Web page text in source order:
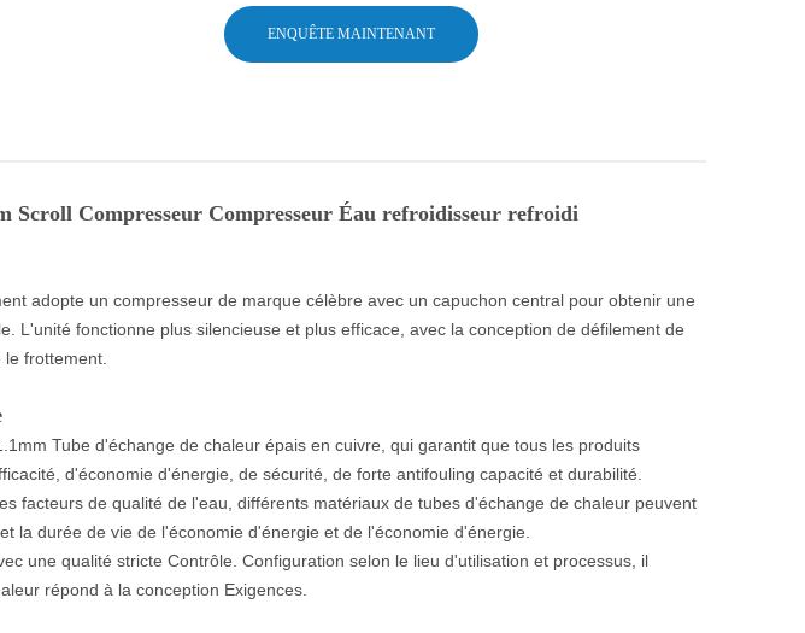
ENQUÊTE MAINTENANT
Scroll Compresseur Compresseur Éau refroidisseur refroidi
adopte un compresseur de marque célèbre avec un capuchon central pour obtenir une
L'unité fonctionne plus silencieuse et plus efficace, avec la conception de défilement de
frottement.
Tube d'échange de chaleur épais en cuivre, qui garantit que tous les produits
d'économie d'énergie, de sécurité, de forte antifouling capacité et durabilité.
facteurs de qualité de l'eau, différents matériaux de tubes d'échange de chaleur peuvent
la durée de vie de l'économie d'énergie et de l'économie d'énergie.
une qualité stricte Contrôle. Configuration selon le lieu d'utilisation et processus, il
répond à la conception Exigences.